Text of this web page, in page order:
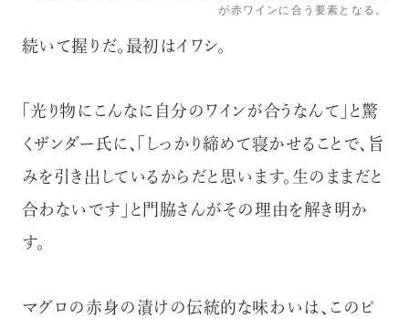
が赤ワインに合う要素となる。
続いて握りだ。最初はイワシ。
「光り物にこんなに自分のワインが合うなんて」と驚
くザンダー氏に、「しっかり締めて寝かせることで、旨
みを引き出しているからだと思います。生のままだと
合わないです」と門脇さんがその理由を解き明か
す。
マグロの赤身の漬けの伝統的な味わいは、このピ